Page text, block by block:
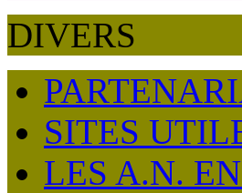
DIVERS
SITES
LES A.N.